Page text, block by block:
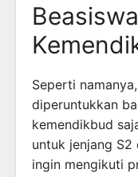
Seperti
diperuntukkan
kemendikbud
untuk jenjang S2
ingin mengikuti